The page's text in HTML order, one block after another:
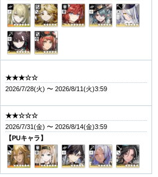
★★★☆☆
2026/7/28(火) 〜 2026/8/11(火)3:59
★★☆☆☆
2026/7/31(金) 〜 2026/8/14(金)3:59
【PUキャラ】